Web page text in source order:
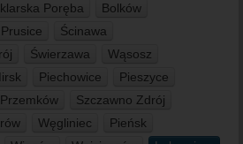
Poręba
Bolków
Prusice
Ścinawa
Świerzawa
Wąsosz
Piechowice
Pieszyce
Przemków
Szczawno Zdrój
Węgliniec
Pieńsk